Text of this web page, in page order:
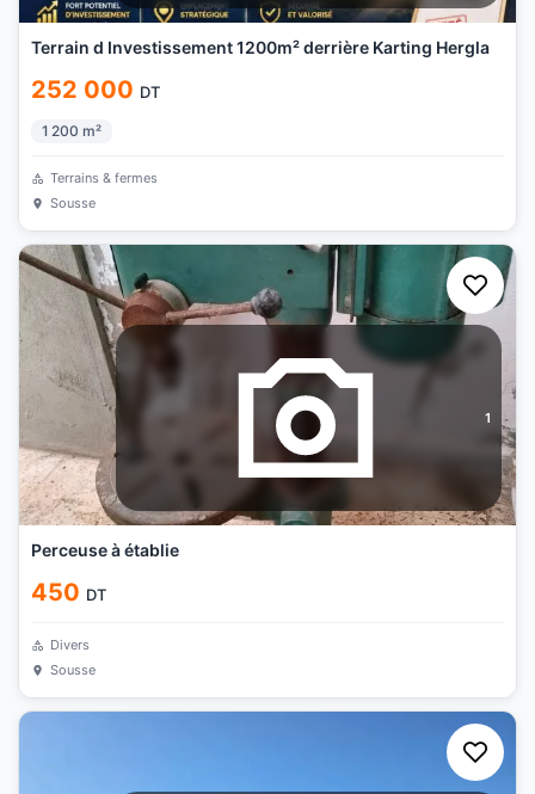
Terrain d Investissement 1200m² derrière Karting Hergla
252 000 DT
1 200 m²
Terrains & fermes
Sousse
1
Perceuse à établie
450 DT
Divers
Sousse